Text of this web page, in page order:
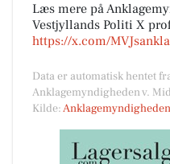
Læs mere på
Vestjyllands Politi X
https://x.com/
Data er automatisk hentet
Anklagemyndigheden v.
Kilde: